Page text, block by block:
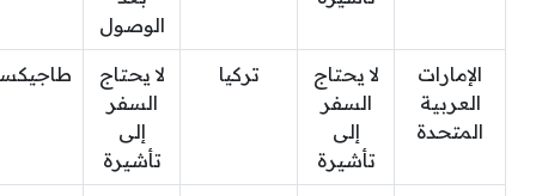
الوصول
الإمارات
العربية
المتحدة
لا يحتاج
السفر
إلى
تأشيرة
تركيا
لا يحتاج
السفر
إلى
تأشيرة